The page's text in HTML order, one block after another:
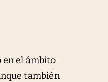
en el ámbito
también